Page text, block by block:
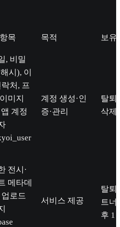
목 목적 보유
, 비밀
시), 이
처, 프
미지
계정
계정 생성·인
증·관리
탈퇴
삭제
전시·
메타데
로드
서비스 제공
탈퇴
트너
후 1